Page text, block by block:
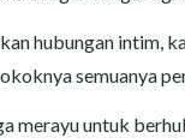
hubungan intim,
semuanya
merayu untuk